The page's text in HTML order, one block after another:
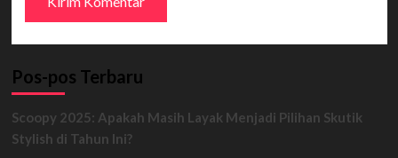
Pos-pos Terbaru
Scoopy 2025: Apakah Masih Layak Menjadi Pilihan Skutik
Stylish di Tahun Ini?